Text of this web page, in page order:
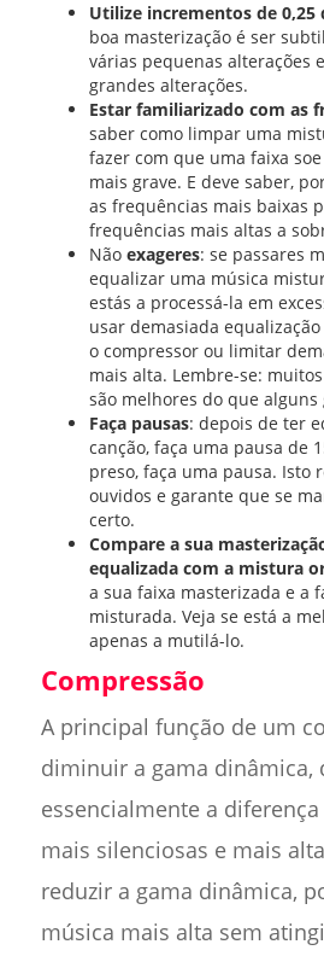
Utilize incrementos de 0,25
boa masterização é ser
várias pequenas alterações
grandes alterações.
Estar familiarizado com as
saber como limpar uma
fazer com que uma faixa
mais grave. E deve saber,
as frequências mais baixas
frequências mais altas a
Não exageres: se passares
equalizar uma música
estás a processá-la em
usar demasiada
o compressor ou limitar
mais alta. Lembre-se:
são melhores do que alguns
Faça pausas: depois de ter
canção, faça uma pausa de
preso, faça uma pausa. Isto
ouvidos e garante que se
certo.
Compare a sua
equalizada com a mistura
a sua faixa masterizada e a
misturada. Veja se está a
apenas a mutilá-lo.
Compressão
A principal função de um
diminuir a gama dinâmica,
essencialmente a
mais silenciosas e mais
reduzir a gama dinâmica,
música mais alta sem